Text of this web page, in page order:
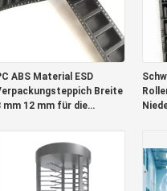
ABS Material ESD
Breite
mm 12 mm für die